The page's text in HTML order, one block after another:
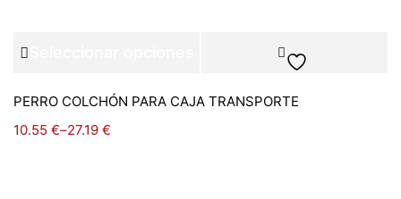
PERRO COLCHÓN PARA CAJA TRANSPORTE
10.55 €–27.19 €